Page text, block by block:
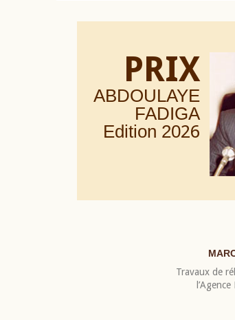
PRIX
ABDOULAYE
FADIGA
Edition 2026
Travaux de